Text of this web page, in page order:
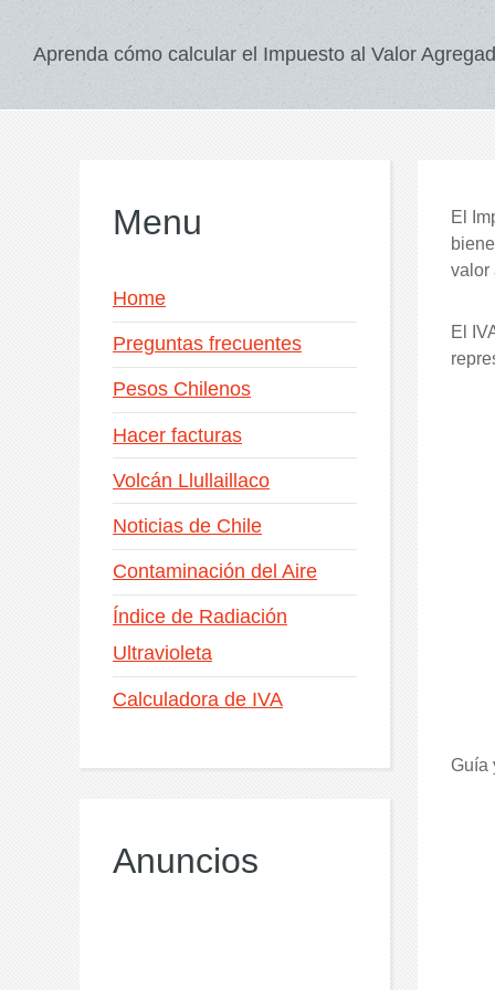
Aprenda cómo calcular el Impuesto al Valor
Menu
Home
Preguntas frecuentes
Pesos Chilenos
Hacer facturas
Volcán Llullaillaco
Noticias de Chile
Contaminación del Aire
Índice de Radiación
Ultravioleta
Calculadora de IVA
Anuncios
El
valor
El
Guía